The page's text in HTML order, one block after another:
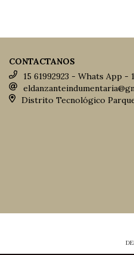
CONTACTANOS
15 61992923 - Whats App -
Distrito Tecnológico